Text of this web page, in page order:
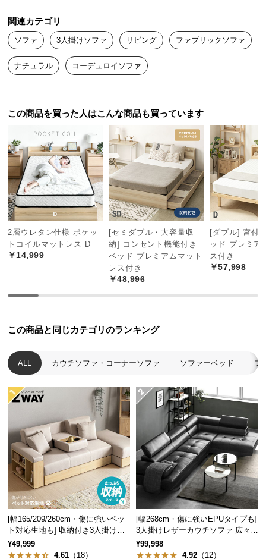
い
て
開
置
ビ
ス
に
つ
い
て
搬
入
い
キ
ン
セ
ル
に
つ
い
て
保
証
関連カテゴリ
ソファ 3人掛けソファ リビング ファブリックソファ
ナチュラル コーデュロイソファ
この商品を買った人はこんな商品も買っています
2層ウレタン仕様 ポケッ
トコイルマットレス D
￥14,999
[セミダブル・大容量収
納] コンセント機能付き
ベッド プレミアムマット
レス付き
￥48,996
[ダブル] 宮付
ッド プレミア
ス付き
￥57,998
この商品と同じカテゴリのランキング
ALL カウチソファ・コーナーソファ ソファーベッド フ
[幅165/209/260cm・傷に強いペッ
ト対応生地も] 収納付き3人掛け多
機能ソファ
¥49,999
4.61 （18）
[幅268cm・傷に強いEPUタイプも]
3人掛けレザーカウチソファ 広々設
計 高級感
¥99,998
4.92 （12）